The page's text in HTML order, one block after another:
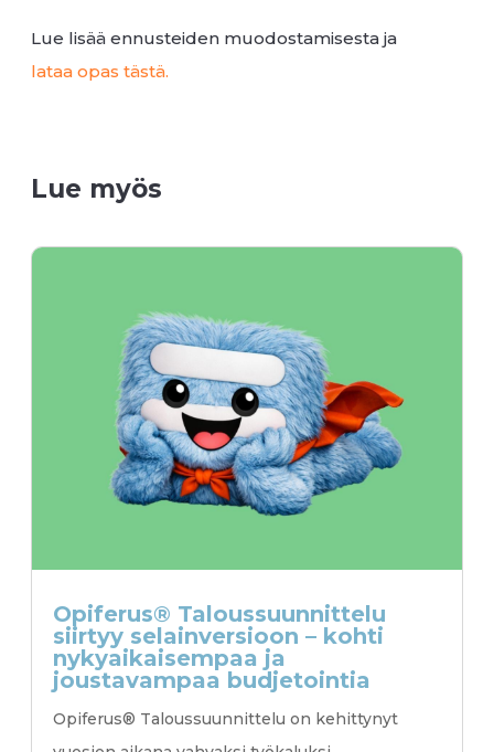
Lue lisää ennusteiden muodostamisesta ja
lataa opas tästä.
Lue myös
Opiferus® Taloussuunnittelu
siirtyy selainversioon – kohti
nykyaikaisempaa ja
joustavampaa budjetointia
Opiferus® Taloussuunnittelu on kehittynyt